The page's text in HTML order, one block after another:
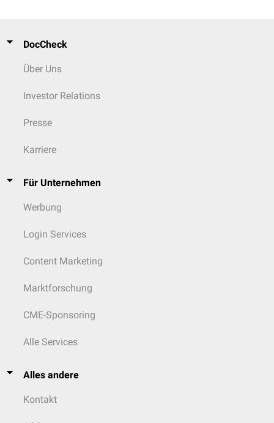
DocCheck
Über Uns
Investor Relations
Presse
Karriere
Für Unternehmen
Werbung
Login Services
Content Marketing
Marktforschung
CME-Sponsoring
Alle Services
Alles andere
Kontakt